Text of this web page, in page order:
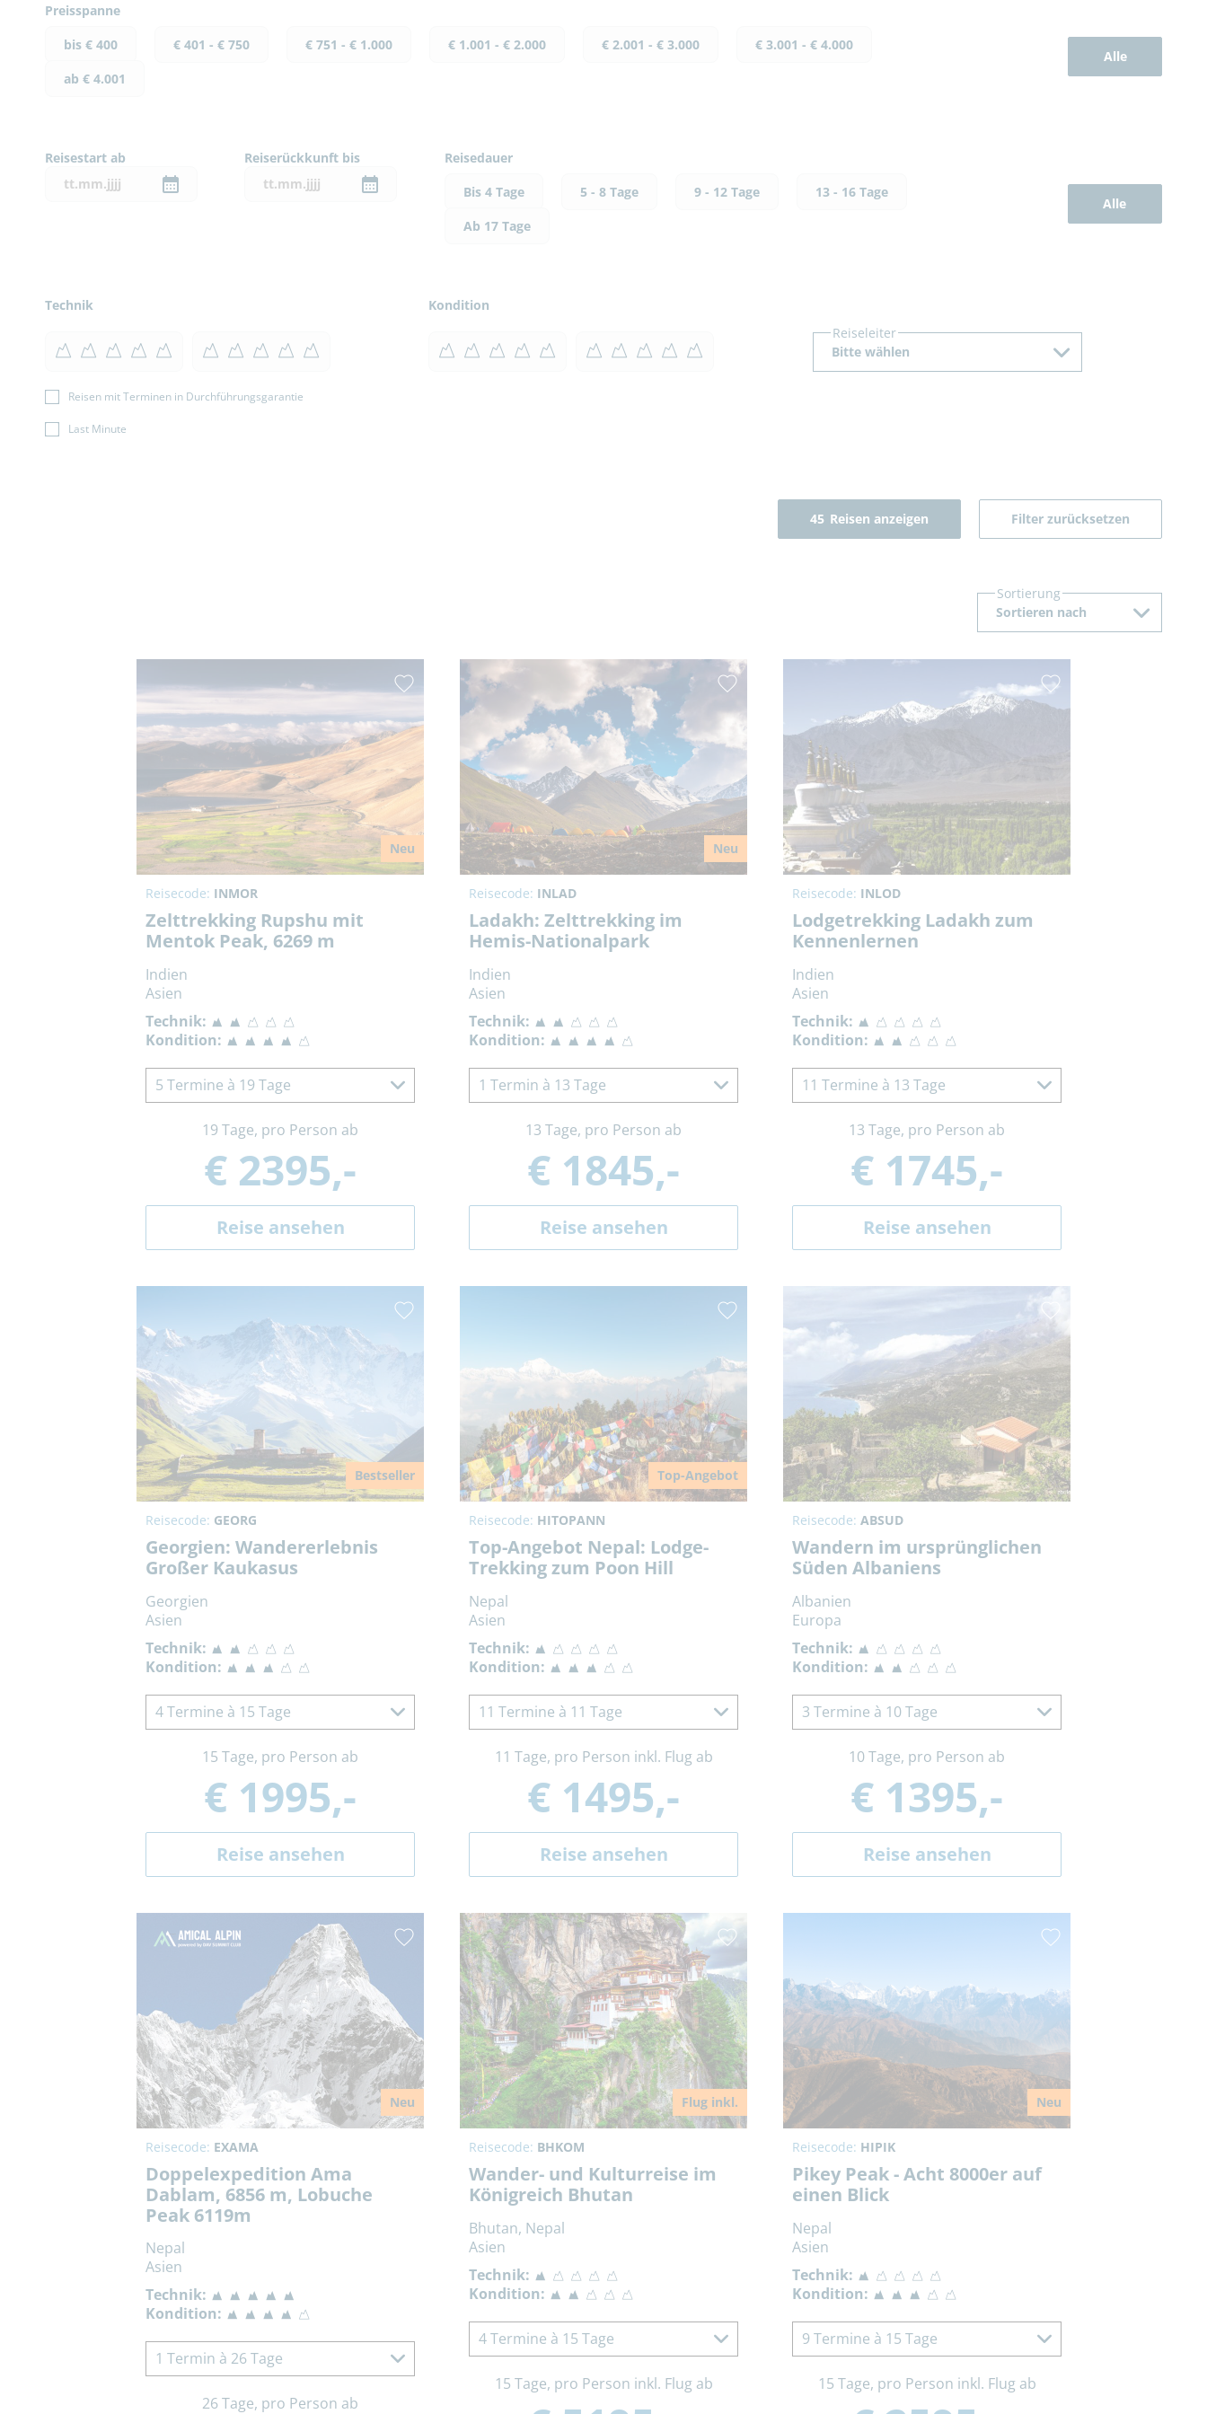
Preisspanne
bis € 400
€ 401 - € 750 € 751 - € 1.000 € 1.001 - € 2.000 € 2.001 - € 3.000
€ 3.001 - € 4.000
ab € 4.001
Alle
Reisestart ab Reiserückkunft bis
Reisedauer
Bis 4 Tage
5 - 8 Tage 9 - 12 Tage
13 - 16 Tage
Ab 17 Tage
Alle
Technik
Kondition
Reiseleiter
Bitte wählen
Reisen mit Terminen in Durchführungsgarantie
Last Minute
45 Reisen anzeigen Filter zurücksetzen
Sortierung
Sortieren nach
Neu
Reisecode: INMOR
Zelttrekking Rupshu mit
Mentok Peak, 6269 m
Indien
Asien
Technik:
Kondition:
5 Termine à 19 Tage
19 Tage, pro Person ab
€ 2395,-
Reise ansehen
Neu
Reisecode: INLAD
Ladakh: Zelttrekking im
Hemis-Nationalpark
Indien
Asien
Technik:
Kondition:
1 Termin à 13 Tage
13 Tage, pro Person ab
€ 1845,-
Reise ansehen
Reisecode: INLOD
Lodgetrekking Ladakh zum
Kennenlernen
Indien
Asien
Technik:
Kondition:
11 Termine à 13 Tage
13 Tage, pro Person ab
€ 1745,-
Reise ansehen
Bestseller
Reisecode: GEORG
Georgien: Wandererlebnis
Großer Kaukasus
Georgien
Asien
Technik:
Kondition:
4 Termine à 15 Tage
15 Tage, pro Person ab
€ 1995,-
Reise ansehen
Top-Angebot
Reisecode: HITOPANN
Top-Angebot Nepal: Lodge-
Trekking zum Poon Hill
Nepal
Asien
Technik:
Kondition:
11 Termine à 11 Tage
11 Tage, pro Person inkl. Flug ab
€ 1495,-
Reise ansehen
Reisecode: ABSUD
Wandern im ursprünglichen
Süden Albaniens
Albanien
Europa
Technik:
Kondition:
3 Termine à 10 Tage
10 Tage, pro Person ab
€ 1395,-
Reise ansehen
Neu
Reisecode: EXAMA
Doppelexpedition Ama
Dablam, 6856 m, Lobuche
Peak 6119m
Nepal
Asien
Technik:
Kondition:
1 Termin à 26 Tage
26 Tage, pro Person ab
Flug inkl.
Reisecode: BHKOM
Wander- und Kulturreise im
Königreich Bhutan
Bhutan, Nepal
Asien
Technik:
Kondition:
4 Termine à 15 Tage
15 Tage, pro Person inkl. Flug ab
Neu
Reisecode: HIPIK
Pikey Peak - Acht 8000er auf
einen Blick
Nepal
Asien
Technik:
Kondition:
9 Termine à 15 Tage
15 Tage, pro Person inkl. Flug ab